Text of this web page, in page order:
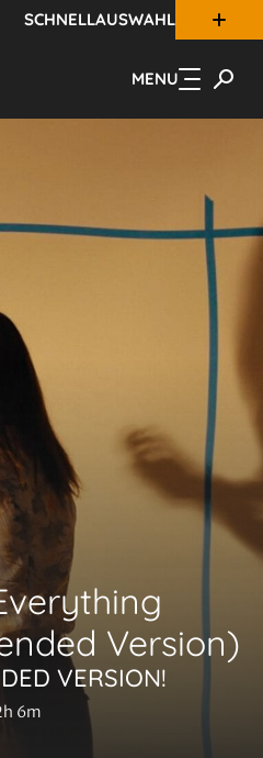
SCHNELLAUSWAHL
MENU
Version)
VERSION!
6m